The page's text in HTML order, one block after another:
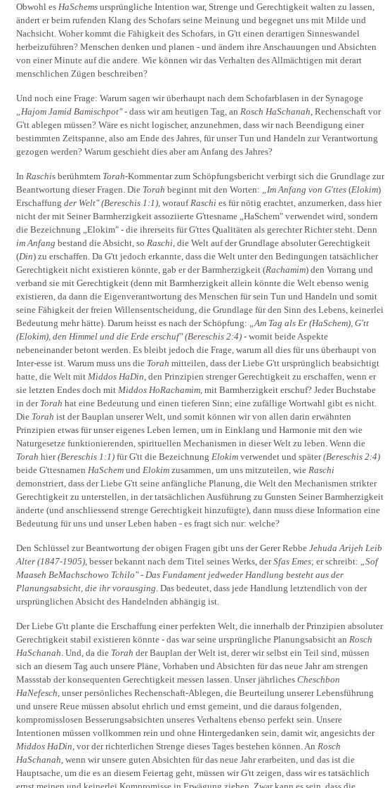
Obwohl es HaSchems ursprüngliche Intention war, Strenge und Gerechtigkeit walten zu lassen,
ändert er beim rufenden Klang des Schofars seine Meinung und begegnet uns mit Milde und
Nachsicht. Woher kommt die Fähigkeit des Schofars, in G'tt einen derartigen Sinneswandel
herbeizuführen? Menschen denken und planen - und ändern ihre Anschauungen und Absichten
von einer Minute auf die andere. Wie können wir das Verhalten des Allmächtigen mit derart
menschlichen Zügen beschreiben?
Und noch eine Frage: Warum sagen wir überhaupt nach dem Schofarblasen in der Synagoge
„Hajom Jamid Bamischpot" - dass wir am heutigen Tag, an Rosch HaSchanah, Rechenschaft vor
G'tt ablegen müssen? Wäre es nicht logischer, anzunehmen, dass wir nach Beendigung einer
bestimmten Zeitspanne, also am Ende des Jahres, für unser Tun und Handeln zur Verantwortung
gezogen werden? Warum geschieht dies aber am Anfang des Jahres?
In Raschis berühmtem Torah-Kommentar zum Schöpfungsbericht verbirgt sich die Grundlage zur
Beantwortung dieser Fragen. Die Torah beginnt mit den Worten: „Im Anfang von G'ttes (Elokim)
Erschaffung der Welt" (Bereschis 1:1), woraufRaschi es für nötig erachtet, anzumerken, dass hier
nicht der mit Seiner Barmherzigkeit assoziierte G'ttesname „HaSchem" verwendet wird, sondern
die Bezeichnung „Elokim" - die ihrerseits für G'ttes Qualitäten als gerechter Richter steht. Denn
im Anfang bestand die Absicht, so Raschi, die Welt auf der Grundlage absoluter Gerechtigkeit
(Din) zu erschaffen. Da G'tt jedoch erkannte, dass die Welt unter den Bedingungen tatsächlicher
Gerechtigkeit nicht existieren könnte, gab er der Barmherzigkeit (Rachamim) den Vorrang und
verband sie mit Gerechtigkeit (denn mit Barmherzigkeit allein könnte die Welt ebenso wenig
existieren, da dann die Eigenverantwortung des Menschen für sein Tun und Handeln und somit
seine Fähigkeit der freien Willensentscheidung, die Grundlage für den Sinn des Lebens, keinerlei
Bedeutung mehr hätte). Darum heisst es nach der Schöpfung: „Am Tag als Er (HaSchem), G'tt
(Elokim), den Himmel und die Erde erschuf" (Bereschis 2:4) - womit beide Aspekte
nebeneinander betont werden. Es bleibt jedoch die Frage, warum all dies für uns überhaupt von
Inter-esse ist. Warum muss uns die Torah mitteilen, dass der Liebe G'tt ursprünglich beabsichtigt
hatte, die Welt mit Middos HaDin, den Prinzipien strenger Gerechtigkeit zu erschaffen, wenn er
sie letzten Endes doch mit Middos HoRachamim, mit Barmherzigkeit erschuf? Jeder Buchstabe
in der Torah hat eine Bedeutung und einen tieferen Sinn; eine zufällige Wortwahl gibt es nicht.
Die Torah ist der Bauplan unserer Welt, und somit können wir von allen darin erwähnten
Prinzipien etwas für unser eigenes Leben lernen, um in Einklang und Harmonie mit den wie
Naturgesetze funktionierenden, spirituellen Mechanismen in dieser Welt zu leben. Wenn die
Torah hier(Bereschis 1:1) für G'tt die Bezeichnung Elokim verwendet und später(Bereschis 2:4)
beide G'ttesnamen HaSchem und Elokim zusammen, um uns mitzuteilen, wie Raschi
demonstriert, dass der Liebe G'tt seine anfängliche Planung, die Welt den Mechanismen strikter
Gerechtigkeit zu unterstellen, in der tatsächlichen Ausführung zu Gunsten Seiner Barmherzigkeit
änderte (und anschliessend strenge Gerechtigkeit hinzufügte), dann muss diese Information eine
Bedeutung für uns und unser Leben haben - es fragt sich nur: welche?
Den Schlüssel zur Beantwortung der obigen Fragen gibt uns der Gerer Rebbe Jehuda Arijeh Leib
Alter (1847-1905), besser bekannt nach dem Titel seines Werks, derSfas Emes; er schreibt: „Sof
Maaseh BeMachschowo Tchilo"- Das Fundament jedweder Handlung besteht aus der
Planungsabsicht, die ihr vorausging. Das bedeutet, dass jede Handlung letztendlich von der
ursprünglichen Absicht des Handelnden abhängig ist.
Der Liebe G'tt plante die Erschaffung einer perfekten Welt, die innerhalb der Prinzipien absoluter
Gerechtigkeit stabil existieren könnte - das war seine ursprüngliche Planungsabsicht an Rosch
HaSchanah. Und, da die Torah der Bauplan der Welt ist, derer wir selbst ein Teil sind, müssen
sich an diesem Tag auch unsere Pläne, Vorhaben und Absichten für das neue Jahr am strengen
Massstab der konsequenten Gerechtigkeit messen lassen. Unser jährliches Cheschbon
HaNefesch, unser persönliches Rechenschaft-Ablegen, die Beurteilung unserer Lebensführung
und unsere Reue müssen absolut ehrlich und ernst gemeint, und die daraus folgenden,
kompromisslosen Besserungsabsichten unseres Verhaltens ebenso perfekt sein. Unsere
Intentionen müssen vollkommen rein und ohne Hintergedanken sein, damit wir, angesichts der
Middos HaDin, vor der richterlichen Strenge dieses Tages bestehen können. An Rosch
HaSchanah, wenn wir unsere guten Absichten für das neue Jahr erarbeiten, und das ist die
Hauptsache, um die es an diesem Feiertag geht, müssen wir G'tt zeigen, dass wir es tatsächlich